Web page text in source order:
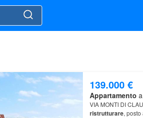
139.000 €
Appartamento
VIA MONTI DI
ristrutturare, posto